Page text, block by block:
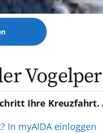
Ihre
In myAIDA einloggen